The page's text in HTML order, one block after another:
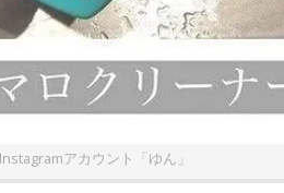
アカウント「ゆん」